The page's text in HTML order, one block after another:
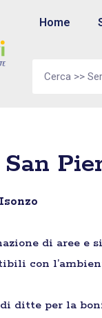
Home
di aree
con
ditte per la